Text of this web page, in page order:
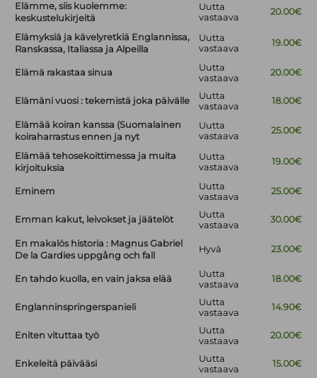
Elämme, siis kuolemme:
keskustelukirjeitä
Uutta
vastaava
20.00€
Elämyksiä ja kävelyretkiä Englannissa,
Ranskassa, Italiassa ja Alpeilla
Uutta
vastaava
19.00€
Elämä rakastaa sinua
Uutta
vastaava
20.00€
Elämäni vuosi : tekemistä joka päivälle
Uutta
vastaava
18.00€
Elämää koiran kanssa (Suomalainen
koiraharrastus ennen ja nyt
Uutta
vastaava
25.00€
Elämää tehosekoittimessa ja muita
kirjoituksia
Uutta
vastaava
19.00€
Eminem
Uutta
vastaava
25.00€
Emman kakut, leivokset ja jäätelöt
Uutta
vastaava
30.00€
En makalös historia : Magnus Gabriel
De la Gardies uppgång och fall
Hyvä 23.00€
En tahdo kuolla, en vain jaksa elää
Uutta
vastaava
18.00€
Englanninspringerspanieli
Uutta
vastaava
14.90€
Eniten vituttaa työ
Uutta
vastaava
20.00€
Enkeleitä päivääsi
Uutta
vastaava
15.00€